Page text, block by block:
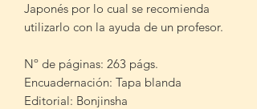
Japonés por lo cual se recomienda
utilizarlo con la ayuda de un profesor.
Nº de páginas: 263 págs.
Encuadernación: Tapa blanda
Editorial: Bonjinsha